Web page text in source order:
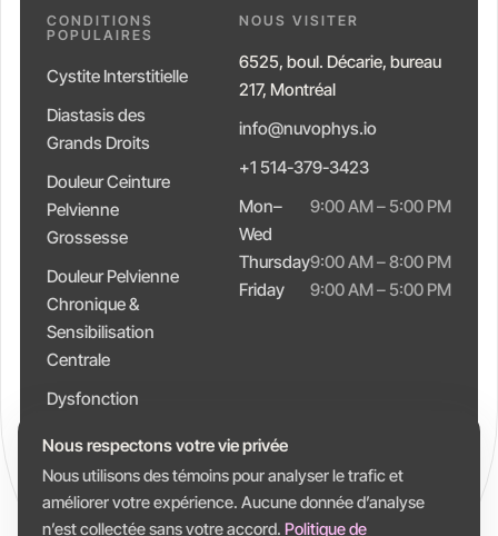
CONDITIONS
POPULAIRES
Cystite Interstitielle
Diastasis des
Grands Droits
Douleur Ceinture
Pelvienne
Grossesse
Douleur Pelvienne
Chronique &
Sensibilisation
Centrale
Dysfonction
Constipation
NOUS VISITER
6525, boul. Décarie, bureau
217, Montréal
info@nuvophys.io
+1 514-379-3423
Mon–
Wed
9:00 AM – 5:00 PM
Thursday9:00 AM – 8:00 PM
Friday
9:00 AM – 5:00 PM
Nous respectons votre vie privée
Nous utilisons des témoins pour analyser le trafic et
améliorer votre expérience. Aucune donnée d’analyse
n’est collectée sans votre accord. Politique de